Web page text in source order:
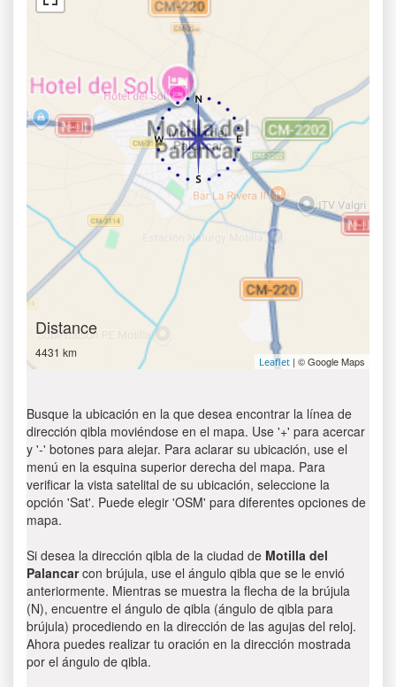
Distance
4431 km
Leaflet | © Google Maps
Busque la ubicación en la que desea encontrar la línea de
dirección qibla moviéndose en el mapa. Use '+' para acercar
y '-' botones para alejar. Para aclarar su ubicación, use el
menú en la esquina superior derecha del mapa. Para
verificar la vista satelital de su ubicación, seleccione la
opción 'Sat'. Puede elegir 'OSM' para diferentes opciones de
mapa.
Si desea la dirección qibla de la ciudad de Motilla del
Palancarcon brújula, use el ángulo qibla que se le envió
anteriormente. Mientras se muestra la flecha de la brújula
(N), encuentre el ángulo de qibla (ángulo de qibla para
brújula) procediendo en la dirección de las agujas del reloj.
Ahora puedes realizar tu oración en la dirección mostrada
por el ángulo de qibla.